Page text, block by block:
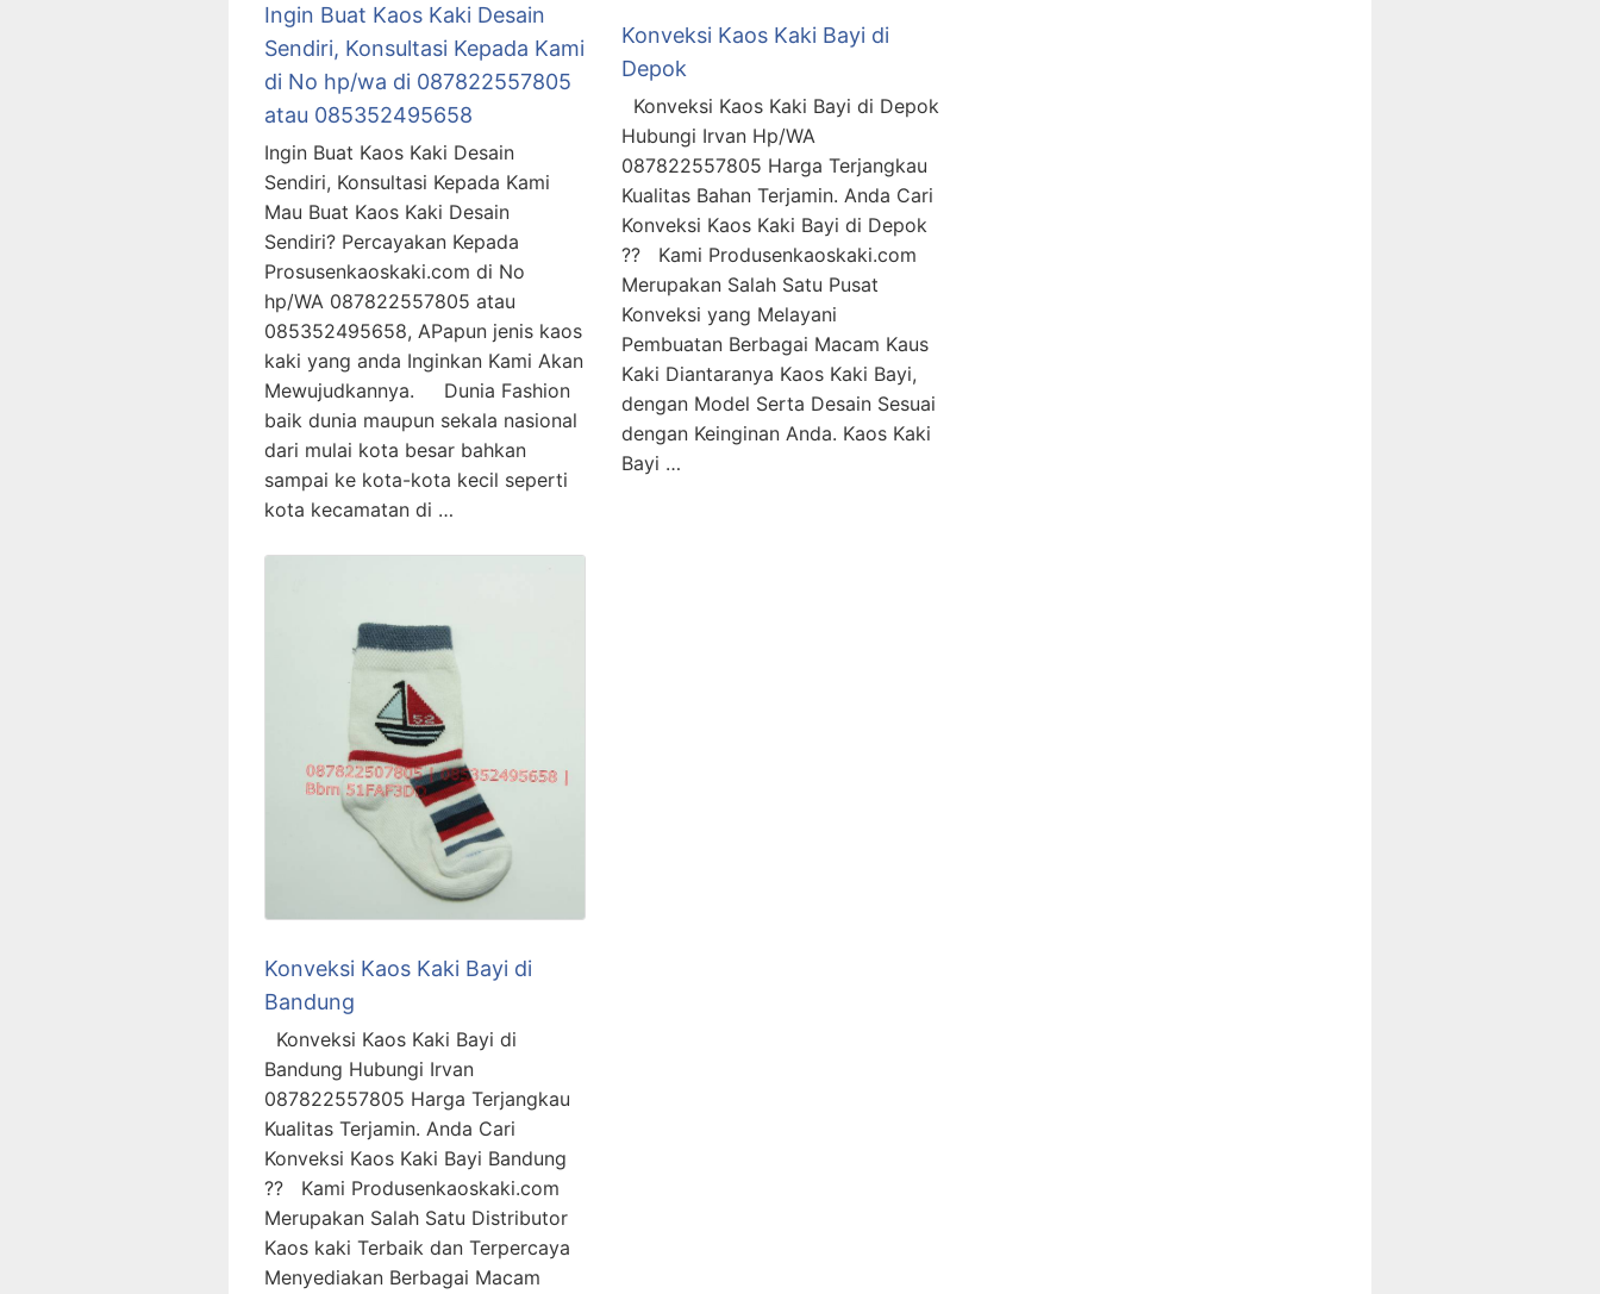
Ingin Buat Kaos Kaki Desain
Sendiri, Konsultasi Kepada Kami
di No hp/wa di 087822557805
atau 085352495658
Ingin Buat Kaos Kaki Desain
Sendiri, Konsultasi Kepada Kami
Mau Buat Kaos Kaki Desain
Sendiri? Percayakan Kepada
Prosusenkaoskaki.com di No
hp/WA 087822557805 atau
085352495658, APapun jenis kaos
kaki yang anda Inginkan Kami Akan
Mewujudkannya. Dunia Fashion
baik dunia maupun sekala nasional
dari mulai kota besar bahkan
sampai ke kota-kota kecil seperti
kota kecamatan di …
Konveksi Kaos Kaki Bayi di
Depok
Konveksi Kaos Kaki Bayi di Depok
Hubungi Irvan Hp/WA
087822557805 Harga Terjangkau
Kualitas Bahan Terjamin. Anda Cari
Konveksi Kaos Kaki Bayi di Depok
?? Kami Produsenkaoskaki.com
Merupakan Salah Satu Pusat
Konveksi yang Melayani
Pembuatan Berbagai Macam Kaus
Kaki Diantaranya Kaos Kaki Bayi,
dengan Model Serta Desain Sesuai
dengan Keinginan Anda. Kaos Kaki
Bayi …
Konveksi Kaos Kaki Bayi di
Bandung
Konveksi Kaos Kaki Bayi di
Bandung Hubungi Irvan
087822557805 Harga Terjangkau
Kualitas Terjamin. Anda Cari
Konveksi Kaos Kaki Bayi Bandung
?? Kami Produsenkaoskaki.com
Merupakan Salah Satu Distributor
Kaos kaki Terbaik dan Terpercaya
Menyediakan Berbagai Macam